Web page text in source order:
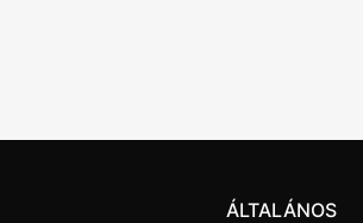
ÁLTALÁNOS